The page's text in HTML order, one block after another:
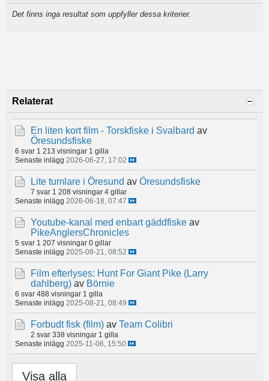
Det finns inga resultat som uppfyller dessa kriterier.
Relaterat
En liten kort film - Torskfiske i Svalbard av
Öresundsfiske
6 svar 1 213 visningar 1 gilla
Senaste inlägg 2026-06-27, 17:02
Lite tumlare i Öresund av Öresundsfiske
7 svar 1 208 visningar 4 gillar
Senaste inlägg 2026-06-18, 07:47
Youtube-kanal med enbart gäddfiske av
PikeAnglersChronicles
5 svar 1 207 visningar 0 gillar
Senaste inlägg 2025-08-21, 08:52
Film efterlyses: Hunt For Giant Pike (Larry
dahlberg) av Börnie
6 svar 488 visningar 1 gilla
Senaste inlägg 2025-08-21, 08:49
Forbudt fisk (film) av Team Colibri
2 svar 338 visningar 1 gilla
Senaste inlägg 2025-11-06, 15:50
Visa alla